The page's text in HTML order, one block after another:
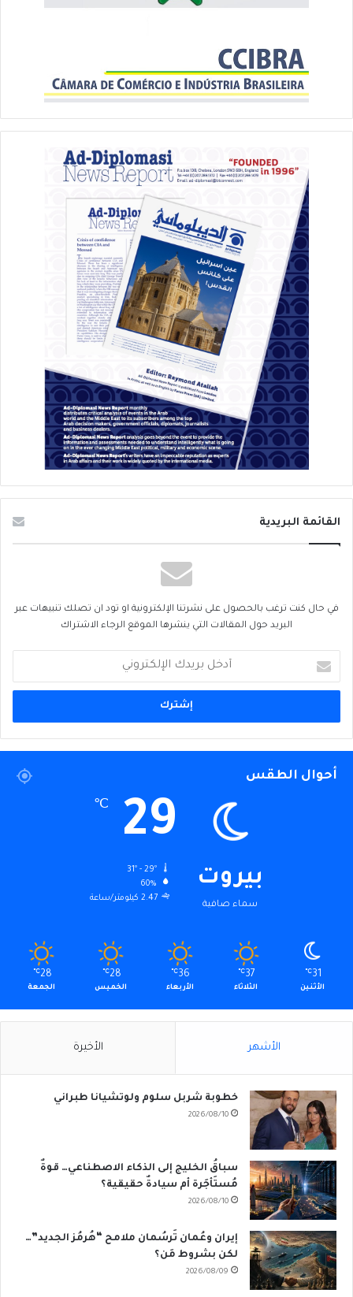
القائمة البريدية
في حال كنت ترغب بالحصول على نشرتنا الإلكترونية او تود ان تصلك تنبيهات عبر
البريد حول المقالات التي ينشرها الموقع الرجاء الاشتراك
بريدك
الإلكتروني
أحوال الطقس
بيروت
سماء صافية
29
℃
60%
2.47 كيلومتر/ساعة
31
℃
الأثنين
37
℃
الثلاثاء
36
℃
الأربعاء
28
℃
الخميس
28
℃
الجمعة
الأشهر الأخيرة
خطوبة شربل سلوم ولوتشيانا طبراني
2026/08/10
سباقُ الخليج إلى الذكاء الاصطناعي… قوةٌ
مُستَأجَرة أم سيادةٌ حقيقية؟
2026/08/10
إيران وعُمان تَرسُمان ملامح “هُرمُز الجديد”…
لكن بشروط مَن؟
2026/08/09